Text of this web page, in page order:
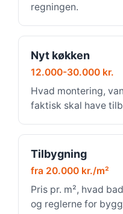
regningen.
Nyt køkken
12.000-30.000 kr.
Hvad montering,
faktisk skal have
Tilbygning
fra 20.000 kr./m²
Pris pr. m², hvad
og reglerne for